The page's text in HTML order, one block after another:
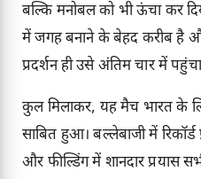
बल्कि मनोबल को भी ऊंचा कर
में जगह बनाने के बेहद करीब है
प्रदर्शन ही उसे अंतिम चार में
कुल मिलाकर, यह मैच भारत के
साबित हुआ। बल्लेबाजी में रिकॉर्ड
और फील्डिंग में शानदार प्रयास